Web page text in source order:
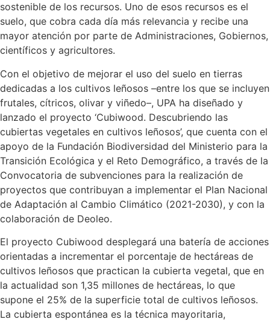
sostenible de los recursos. Uno de esos recursos es el
suelo, que cobra cada día más relevancia y recibe una
mayor atención por parte de Administraciones, Gobiernos,
científicos y agricultores.
Con el objetivo de mejorar el uso del suelo en tierras
dedicadas a los cultivos leñosos –entre los que se incluyen
frutales, cítricos, olivar y viñedo–, UPA ha diseñado y
lanzado el proyecto ‘Cubiwood. Descubriendo las
cubiertas vegetales en cultivos leñosos’, que cuenta con el
apoyo de la Fundación Biodiversidad del Ministerio para la
Transición Ecológica y el Reto Demográfico, a través de la
Convocatoria de subvenciones para la realización de
proyectos que contribuyan a implementar el Plan Nacional
de Adaptación al Cambio Climático (2021-2030), y con la
colaboración de Deoleo.
El proyecto Cubiwood desplegará una batería de acciones
orientadas a incrementar el porcentaje de hectáreas de
cultivos leñosos que practican la cubierta vegetal, que en
la actualidad son 1,35 millones de hectáreas, lo que
supone el 25% de la superficie total de cultivos leñosos.
La cubierta espontánea es la técnica mayoritaria,